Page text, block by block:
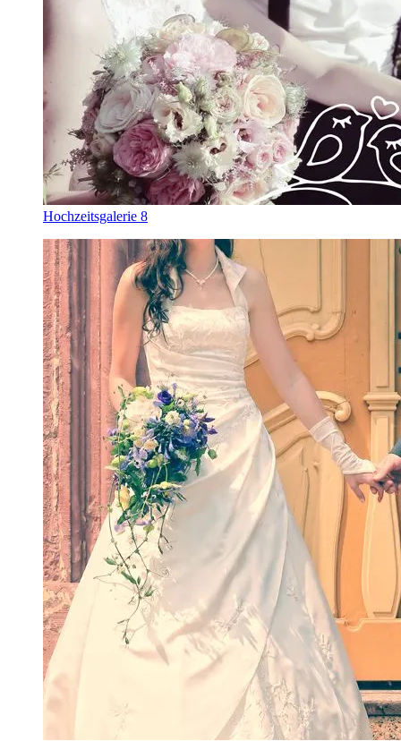
Hochzeitsgalerie 8